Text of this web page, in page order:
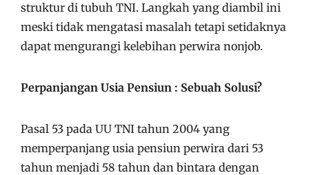
struktur di tubuh TNI. Langkah yang diambil ini
meski tidak mengatasi masalah tetapi setidaknya
dapat mengurangi kelebihan perwira nonjob.
Perpanjangan Usia Pensiun : Sebuah Solusi?
Pasal 53 pada UU TNI tahun 2004 yang
memperpanjang usia pensiun perwira dari 53
tahun menjadi 58 tahun dan bintara dengan